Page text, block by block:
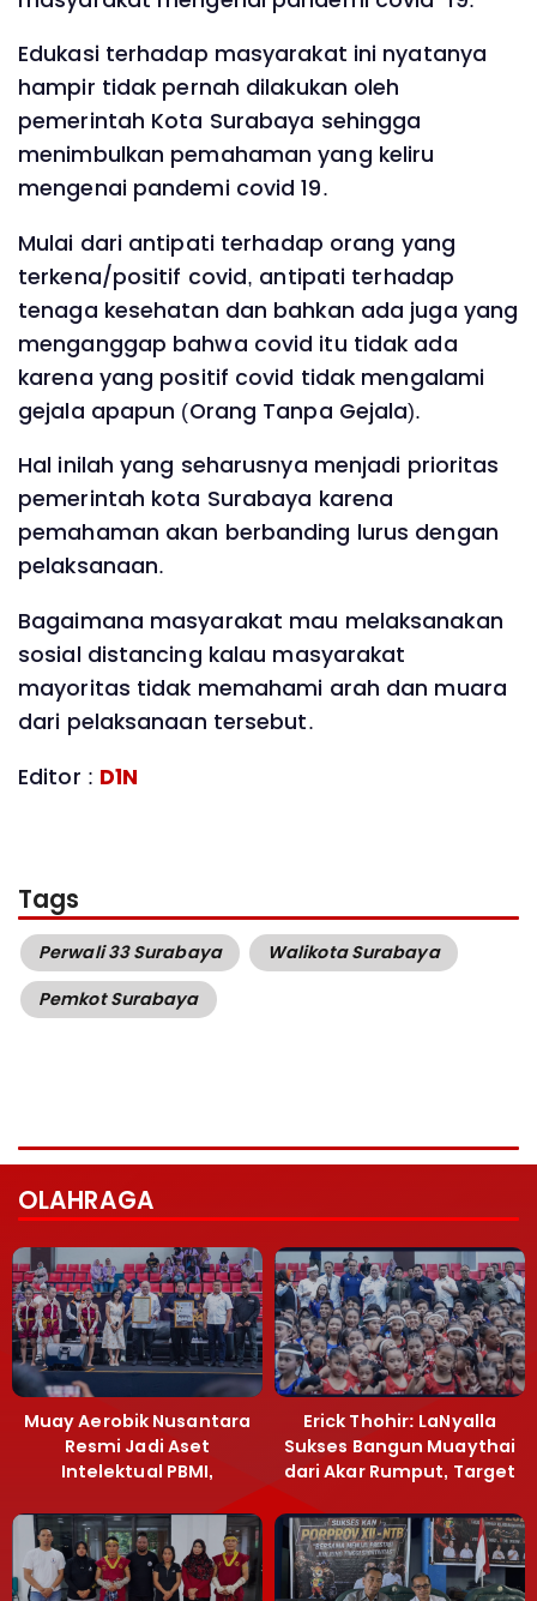
Edukasi terhadap masyarakat ini nyatanya
hampir tidak pernah dilakukan oleh
pemerintah Kota Surabaya sehingga
menimbulkan pemahaman yang keliru
mengenai pandemi covid 19.
Mulai dari antipati terhadap orang yang
terkena/positif covid, antipati terhadap
tenaga kesehatan dan bahkan ada juga yang
menganggap bahwa covid itu tidak ada
karena yang positif covid tidak mengalami
gejala apapun (Orang Tanpa Gejala).
Hal inilah yang seharusnya menjadi prioritas
pemerintah kota Surabaya karena
pemahaman akan berbanding lurus dengan
pelaksanaan.
Bagaimana masyarakat mau melaksanakan
sosial distancing kalau masyarakat
mayoritas tidak memahami arah dan muara
dari pelaksanaan tersebut.
Editor : D1N
Tags
Perwali 33 Surabaya
Walikota Surabaya
Pemkot Surabaya
OLAHRAGA
Muay Aerobik Nusantara
Resmi Jadi Aset
Intelektual PBMI,
Terobosan Bangun
Grassroots
Erick Thohir: LaNyalla
Sukses Bangun Muaythai
dari Akar Rumput, Target